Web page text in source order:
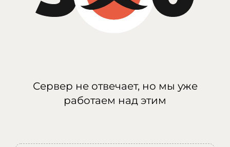
Сервер не отвечает, но мы уже
работаем над этим